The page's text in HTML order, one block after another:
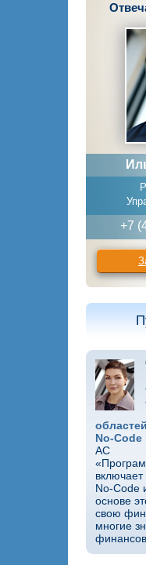
+7
No-Code
АС
No-Code
основе
свою
многие